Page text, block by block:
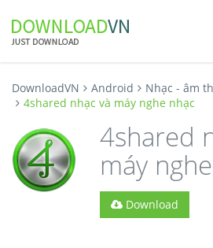
DownloadVN Android
Nhạc - âm
4shared nhạc và máy nghe nhạc
4shared
máy
Download